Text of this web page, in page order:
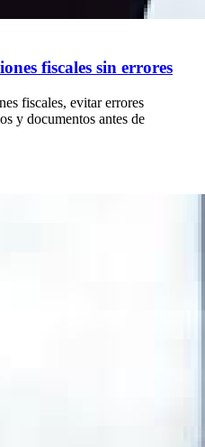
fiscales sin errores
fiscales, evitar errores
y documentos antes de